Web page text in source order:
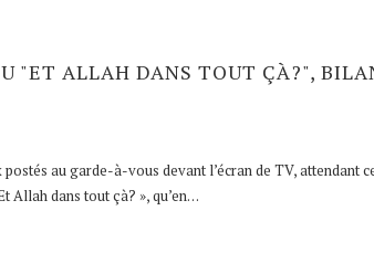
"ET ALLAH DANS TOUT ÇÀ?",
au garde-à-vous devant l’écran de TV, attendant
Allah dans tout çà? », qu’en…